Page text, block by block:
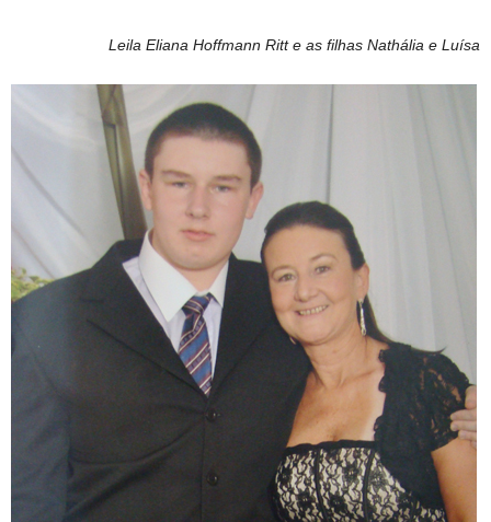
Leila Eliana Hoffmann Ritt e as filhas Nathália e Luísa